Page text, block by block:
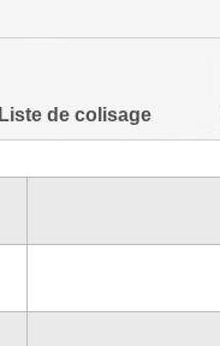
Liste de colisage